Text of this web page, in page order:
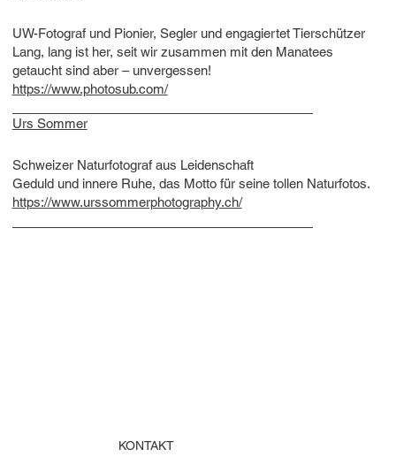
​​​​​​UW-Fotograf und Pionier, Segler und engagiertet Tierschützer
Lang, lang ist her, seit wir zusammen mit den Manatees
getaucht sind aber – unvergessen!
https://www.photosub.com/
Urs Sommer
Schweizer Naturfotograf aus Leidenschaft
Geduld und innere Ruhe, das Motto für seine tollen Naturfotos.
https://www.urssommerphotography.ch/
KONTAKT